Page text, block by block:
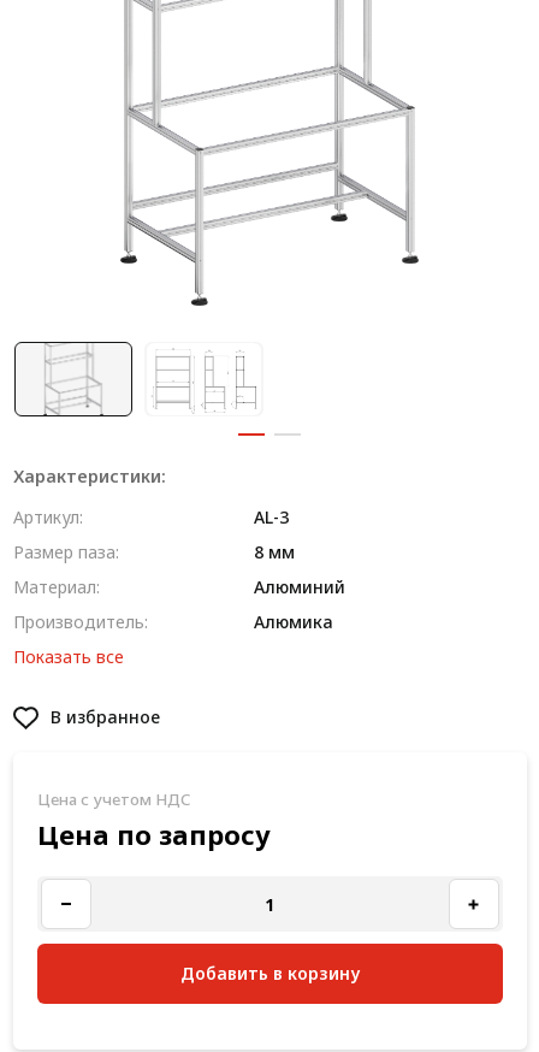
Алюминиевые промышленные ограждения
Алюминиевая промышленная мебель
Крейты и кассеты Subrack systems
Профиль строительного назначения
Радиаторный алюминиевый профиль NEW!
Лист алюминиевый
Метрический крепеж
Конструкции из профиля
Характеристики:
Артикул:
AL-3
Размер паза:
8 мм
Материал:
Алюминий
Производитель:
Алюмика
Показать все
В избранное
Цена с учетом НДС
Цена по запросу
Добавить в корзину